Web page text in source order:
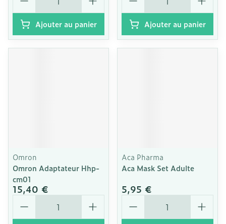
Ajouter au panier Ajouter au panier
Omron
Omron Adaptateur Hhp-
cm01
15,40 €
Quantité
Aca Pharma
Aca Mask Set Adulte
5,95 €
Quantité